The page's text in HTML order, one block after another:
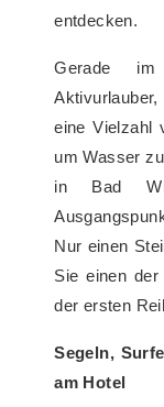
entdecken.
Gerade
eine Vielzahl
um Wasser
in Bad
Nur einen
Sie einen
der ersten
Segeln,
am Hotel